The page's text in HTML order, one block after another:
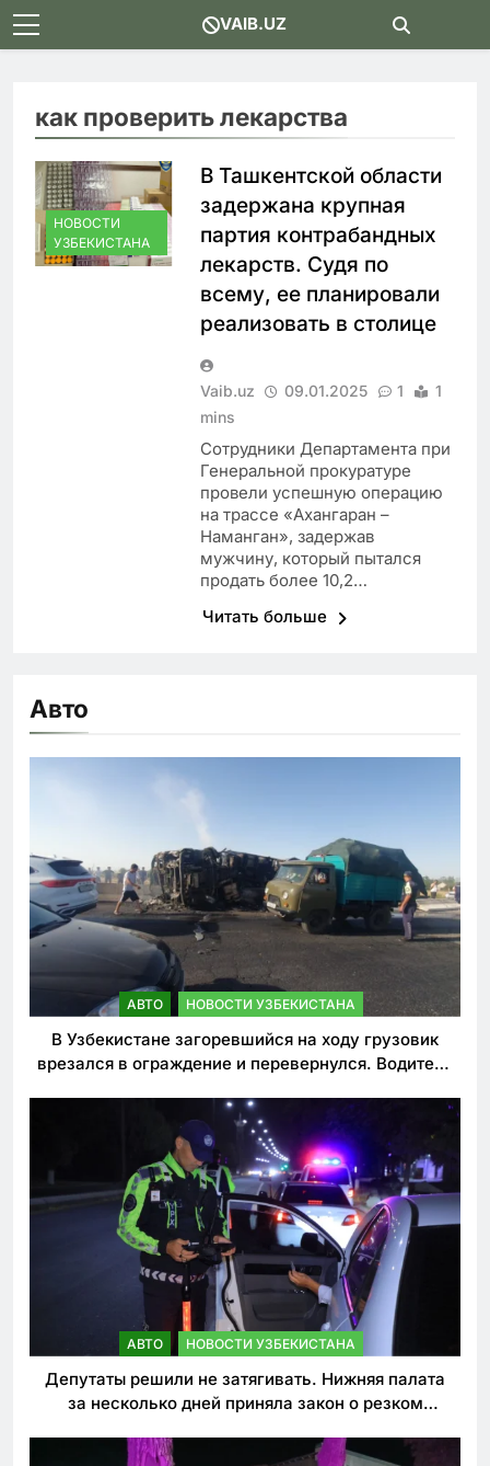
Skip
to
VAIB.UZ
как проверить лекарства
НОВОСТИ
УЗБЕКИСТАНА
В Ташкентской области
задержана крупная
партия контрабандных
лекарств. Судя по
всему, ее планировали
реализовать в столице
Vaib.uz 09.01.2025 1
1
mins
Сотрудники Департамента при
Генеральной прокуратуре
провели успешную операцию
на трассе «Ахангаран –
Наманган», задержав
мужчину, который пытался
продать более 10,2…
Читать больше
Авто
АВТО НОВОСТИ УЗБЕКИСТАНА
В Узбекистане загоревшийся на ходу грузовик
врезался в ограждение и перевернулся. Водитель
АВТО НОВОСТИ УЗБЕКИСТАНА
Депутаты решили не затягивать. Нижняя палата
за несколько дней приняла закон о резком